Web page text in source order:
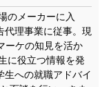
のメーカーに入
代理事業に従事。現
ーケの知見を活か
に役立つ情報を発
生への就職アドバイ